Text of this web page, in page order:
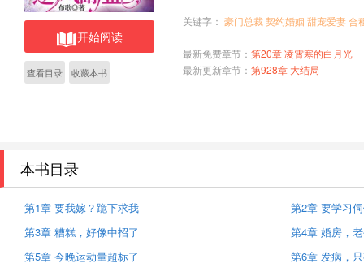
开始阅读
查看目录 收藏本书
俩到底谁是你的宝！”
关键字： 豪门总裁契约婚姻 甜宠爱妻合
最新免费章节： 第20章 凌霄寒的白月光
最新更新章节： 第928章 大结局
本书目录
第1章 要我嫁？跪下求我
第2章 要学习
第3章 糟糕，好像中招了
第4章 婚房，
第5章 今晚运动量超标了
第6章 发病，